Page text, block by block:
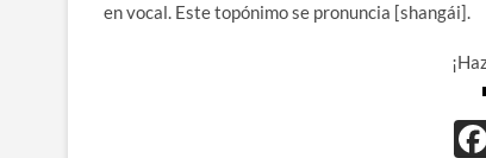
en vocal. Este topónimo se pronuncia [shangái].